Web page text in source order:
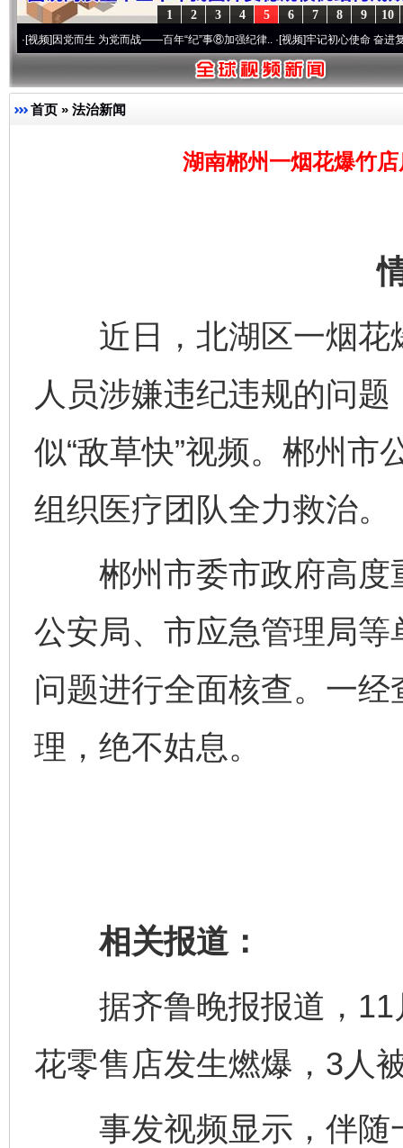
10
9
8
7
6
5
4
3
2
1
因党而生 为党而战——百年“纪”事⑧加强纪律..·[视频]牢记初心使命 奋进复兴征程丨“
首页 » 法治新闻
湖南郴州一烟花爆竹
近日，北湖区一烟花
人员涉嫌违纪违规的问
似“敌草快”视频。郴州市
组织医疗团队全力救治。
郴州市委市政府高度
公安局、市应急管理局
问题进行全面核查。一
理，绝不姑息。
相关报道：
据齐鲁晚报报道，11
花零售店发生燃爆，3人
事发视频显示，伴随